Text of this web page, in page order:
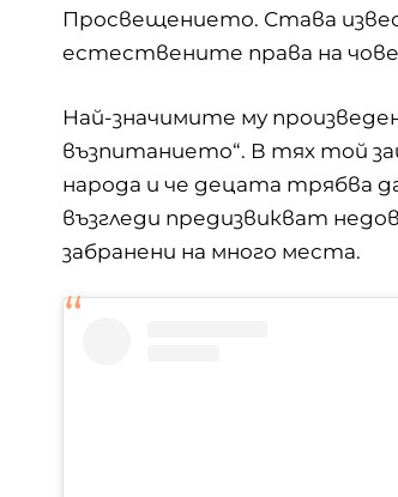
Просвещението. Става
естествените права на
Най-значимите му
възпитанието“. В тях той
народа и че децата трябва
възгледи предизвикват
забранени на много места.